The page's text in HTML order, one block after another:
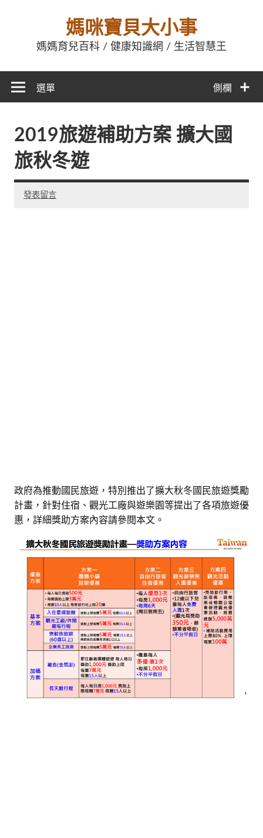
媽咪寶貝大小事
媽媽育兒百科 / 健康知識網 / 生活智慧王
側欄
選單
2019旅遊補助方案 擴大國
旅秋冬遊
發表留言
政府為推動國民旅遊，特別推出了擴大秋冬國民旅遊獎勵
計畫，針對住宿、觀光工廠與遊樂園等提出了各項旅遊優
惠，詳細獎助方案內容請參閱本文。